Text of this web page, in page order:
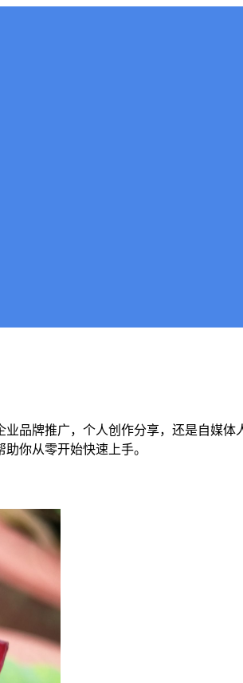
品牌推广，个人创作分享，还是自媒体
你从零开始快速上手。